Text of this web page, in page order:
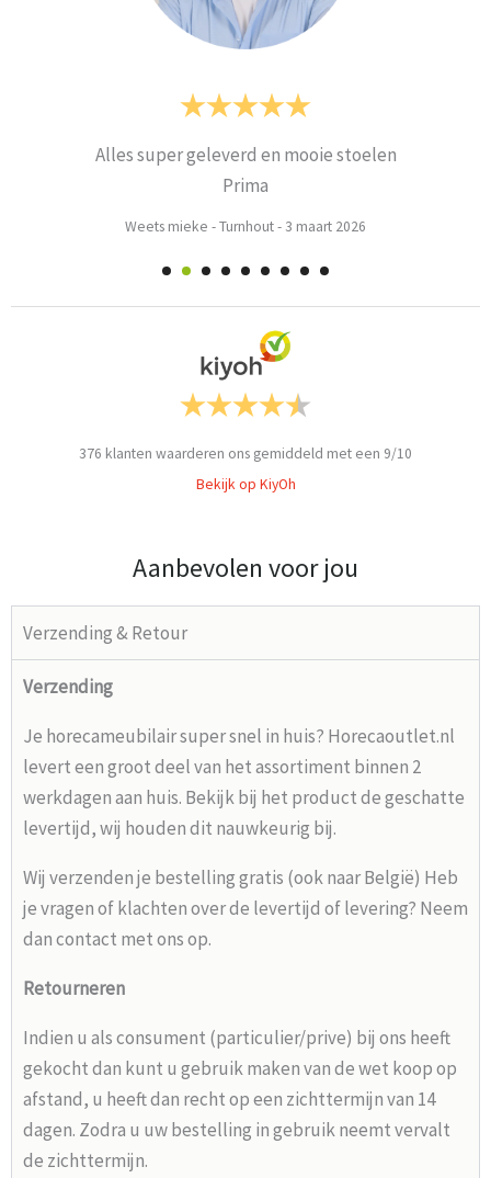
Alles super geleverd en mooie stoelen
Prima
Weets mieke -Turnhout- 3 maart 2026
376 klanten waarderen ons gemiddeld met een 9/10
Bekijk op KiyOh
Aanbevolen voor jou
Verzending & Retour
Verzending
Je horecameubilair super snel in huis? Horecaoutlet.nl
levert een groot deel van het assortiment binnen 2
werkdagen aan huis. Bekijk bij het product de geschatte
levertijd, wij houden dit nauwkeurig bij.
Wij verzenden je bestelling gratis (ook naar België) Heb
je vragen of klachten over de levertijd of levering? Neem
dan contact met ons op.
Retourneren
Indien u als consument (particulier/prive) bij ons heeft
gekocht dan kunt u gebruik maken van de wet koop op
afstand, u heeft dan recht op een zichttermijn van 14
dagen. Zodra u uw bestelling in gebruik neemt vervalt
de zichttermijn.